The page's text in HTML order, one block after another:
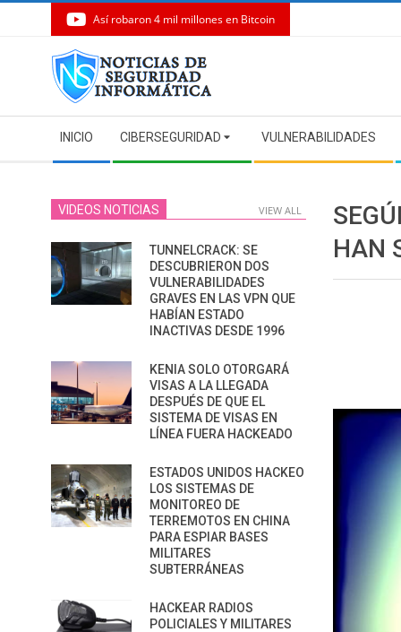
Así robaron 4 mil millones en Bitcoin
Navigation
Menu
INICIO CIBERSEGURIDAD VULNERABILIDADES
HAN
VIDEOS NOTICIAS VIEW ALL
TUNNELCRACK: SE
DESCUBRIERON DOS
VULNERABILIDADES
GRAVES EN LAS VPN QUE
HABÍAN ESTADO
INACTIVAS DESDE 1996
KENIA SOLO OTORGARÁ
VISAS A LA LLEGADA
DESPUÉS DE QUE EL
SISTEMA DE VISAS EN
LÍNEA FUERA HACKEADO
ESTADOS UNIDOS HACKEO
LOS SISTEMAS DE
MONITOREO DE
TERREMOTOS EN CHINA
PARA ESPIAR BASES
MILITARES
SUBTERRÁNEAS
HACKEAR RADIOS
POLICIALES Y MILITARES